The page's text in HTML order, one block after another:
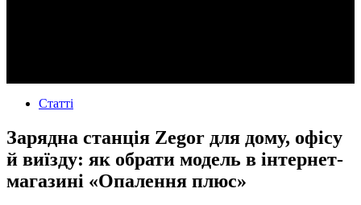
Статті
Зарядна станція Zegor для дому, офісу
й виїзду: як обрати модель в інтернет-
магазині «Опалення плюс»